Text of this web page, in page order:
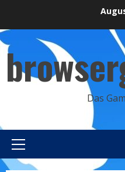
content
Das
Primary
Menu